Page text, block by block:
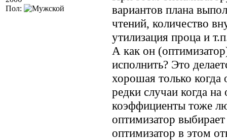
Пол:
вариантов плана
чтений, количество
утилизация проца и
А как он
исполнить? Это
хорошая только
редки случаи когда
коэффициенты тоже
оптимизатор
оптимизатор в этом